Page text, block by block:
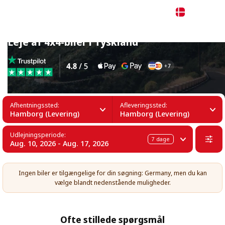
Leje af 4x4-biler i Tyskland
Afhentningssted:
Hamborg (Levering)
Afleveringssted:
Hamborg (Levering)
Udlejningsperiode:
Aug. 10, 2026 - Aug. 17, 2026 7 dage
Ingen biler er tilgængelige for din søgning: Germany, men du kan
vælge blandt nedenstående muligheder.
Ofte stillede spørgsmål